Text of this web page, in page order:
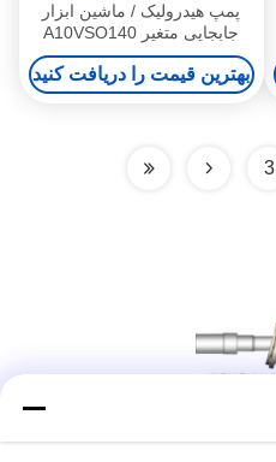
پمپ هیدرولیک / ماشین ابزار
جابجایی متغیر A10VSO140
پمپ وان با حجم متغیر
بهترین قیمت را دریافت کنید
3